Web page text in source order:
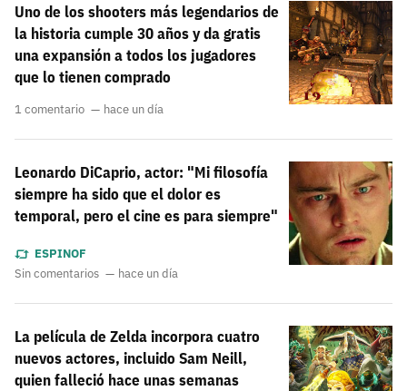
Uno de los shooters más legendarios de
la historia cumple 30 años y da gratis
una expansión a todos los jugadores
que lo tienen comprado
1 comentario hace un día
Leonardo DiCaprio, actor: "Mi filosofía
siempre ha sido que el dolor es
temporal, pero el cine es para siempre"
ESPINOF
Sin comentarios
hace un día
La película de Zelda incorpora cuatro
nuevos actores, incluido Sam Neill,
quien falleció hace unas semanas